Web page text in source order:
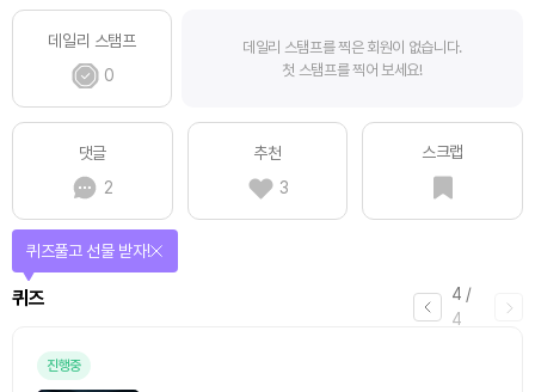
데일리 스탬프
0
데일리 스탬프를 찍은 회원이 없습니다.
첫 스탬프를 찍어 보세요!
댓글
2
추천
3
스크랩
4 /
4
퀴즈
퀴즈풀고 선물 받자!
진행중